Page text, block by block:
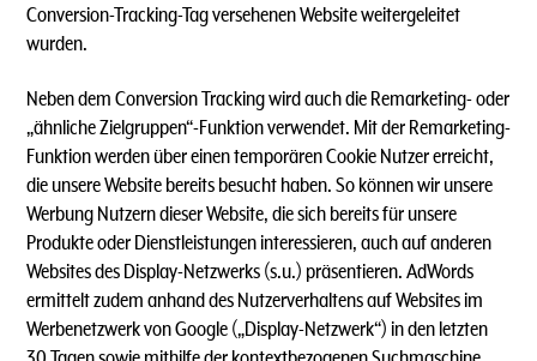
Conversion-Tracking-Tag versehenen Website weitergeleitet
wurden.
Neben dem Conversion Tracking wird auch die Remarketing- oder
„ähnliche Zielgruppen“-Funktion verwendet. Mit der Remarketing-
Funktion werden über einen temporären Cookie Nutzer erreicht,
die unsere Website bereits besucht haben. So können wir unsere
Werbung Nutzern dieser Website, die sich bereits für unsere
Produkte oder Dienstleistungen interessieren, auch auf anderen
Websites des Display-Netzwerks (s.u.) präsentieren. AdWords
ermittelt zudem anhand des Nutzerverhaltens auf Websites im
Werbenetzwerk von Google („Display-Netzwerk“) in den letzten